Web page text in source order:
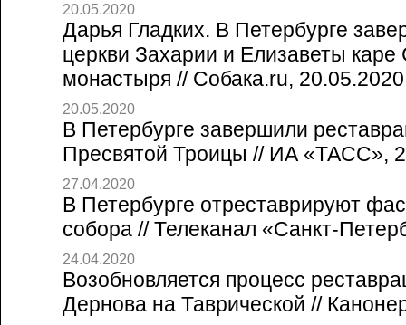
20.05.2020
Дарья Гладких. В Петербурге
церкви Захарии и Елизаветы каре
монастыря // Собака.ru, 20.05.2020
20.05.2020
В Петербурге завершили
Пресвятой Троицы // ИА «ТАСС»,
27.04.2020
В Петербурге отреставрируют
собора // Телеканал «Санкт-
24.04.2020
Возобновляется процесс
Дернова на Таврической //